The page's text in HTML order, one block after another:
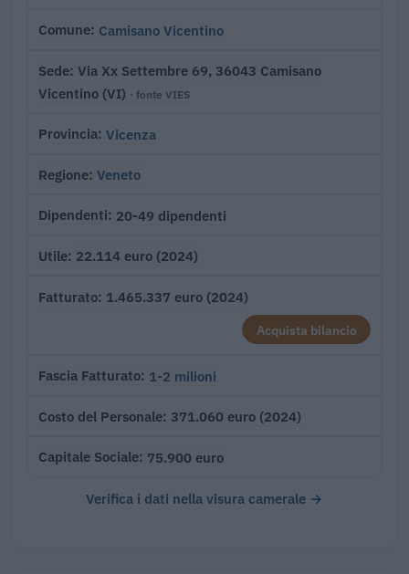
Comune Camisano Vicentino
Sede Via Xx Settembre 69, 36043 Camisano
Vicentino (VI) · fonte VIES
Provincia Vicenza
Regione Veneto
Dipendenti 20-49 dipendenti
Utile 22.114 euro (2024)
Fatturato 1.465.337 euro (2024)
Acquista bilancio
Fascia Fatturato 1-2 milioni
Costo del Personale 371.060 euro (2024)
Capitale Sociale 75.900 euro
Verifica i dati nella visura camerale →